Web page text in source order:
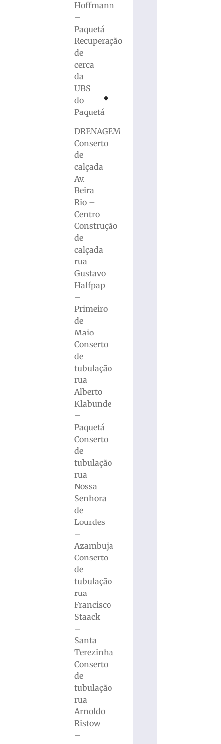
Hoffmann
–
Paquetá
Recuperação
de
cerca
da
UBS
do
Paquetá
DRENAGEM
Conserto
de
calçada
Av.
Beira
Rio –
Centro
Construção
de
calçada
rua
Gustavo
Halfpap
–
Primeiro
de
Maio
Conserto
de
tubulação
rua
Alberto
Klabunde
–
Paquetá
Conserto
de
tubulação
rua
Nossa
Senhora
de
Lourdes
–
Azambuja
Conserto
de
tubulação
rua
Francisco
Staack
–
Santa
Terezinha
Conserto
de
tubulação
rua
Arnoldo
Ristow
–